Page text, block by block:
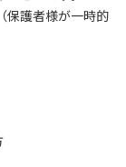
保護者様が一時的